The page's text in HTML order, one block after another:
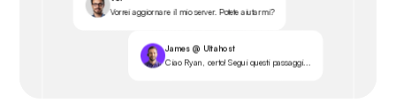
Vorrei aggiornare il mio server. Potete aiutarmi?
James @ Ultahost
Ciao Ryan, certo! Segui questi passaggi...